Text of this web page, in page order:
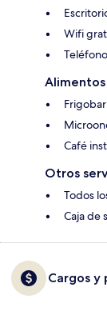
Wifi
Teléfono
Frigobar
Café
Otros
Todos
Caja de
Cargos y